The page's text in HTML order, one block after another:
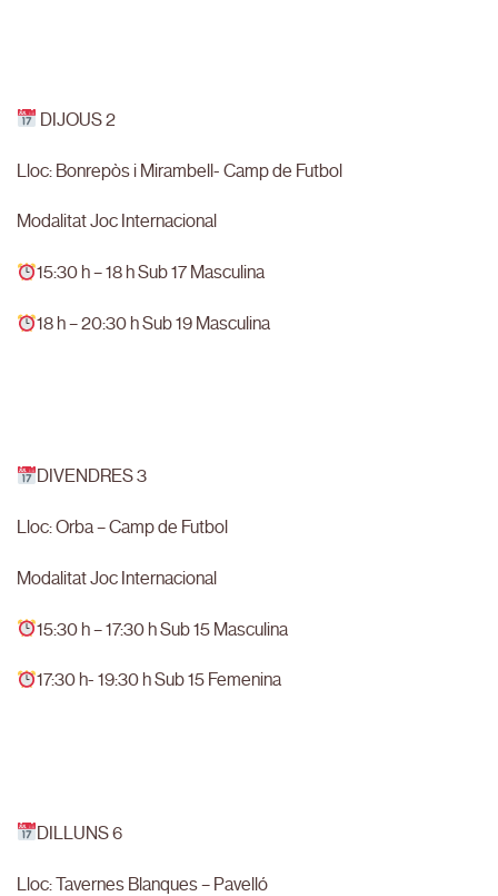
DIJOUS 2
Lloc: Bonrepòs i Mirambell- Camp de Futbol
Modalitat Joc Internacional
15:30 h – 18 h Sub 17 Masculina
18 h – 20:30 h Sub 19 Masculina
DIVENDRES 3
Lloc: Orba – Camp de Futbol
Modalitat Joc Internacional
15:30 h – 17:30 h Sub 15 Masculina
17:30 h- 19:30 h Sub 15 Femenina
DILLUNS 6
Lloc: Tavernes Blanques – Pavelló